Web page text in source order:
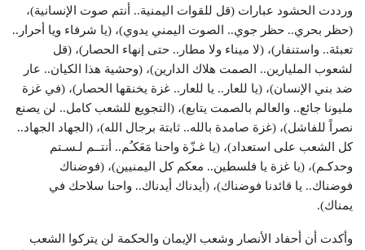
ورددت الحشود عبارات (قل للقوات اليمنية.. أنتم صوت الإنسانية)،
(حظر بحري.. حظر جوي.. الصوت اليمني يدوي)، (يا شرفاء ويا أحرار..
تعبئة.. واستنفار)، (لا ميناء ولا مطار.. حتى إنهاء الحصار)، (قل
لشعوب المليارين.. الصمت هلاك الدارين)، (وحشية هذا الكيان.. عار
ضد بني الإنسان)، (يا للعار.. يا للعار.. غزة يخنقها الحصار)، (في غزة
مليونا جائع.. والعالم بالصمت يتابع)، (التجويع للشعب كامل.. لن يصنع
نصراً للفاشل)، (غزة صامدة بالله.. ثابتة برجال الله)، (الجهاد الجهاد..
كل الشعب على استعداد)، (يا غـزّة واحنا مَعَكـُم.. أنتــم لـسـتم
وحدكـم)، (يا غزة يا فلسطين.. معكم كل اليمنيين)، (فوضناك
فوضناك.. يا قائدنا فوضناك)، (أيدناك أيدناك.. واحنا سلاحك في
يمناك).
وأكدت أن أحفاد الأنصار وشعب الإيمان والحكمة لن يتركوا الشعب